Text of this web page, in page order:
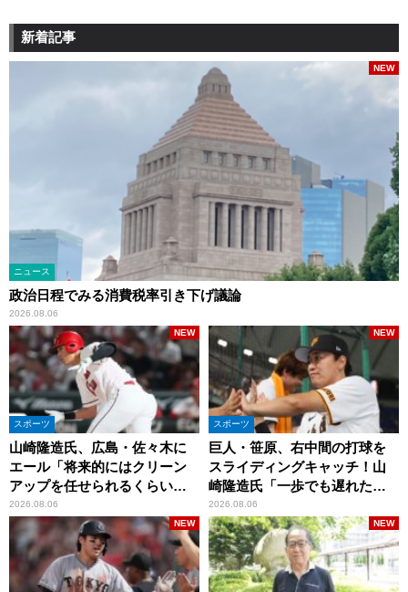
新着記事
ニュース
政治日程でみる消費税率引き下げ議論
2026.08.06
NEW
スポーツ
山崎隆造氏、広島・佐々木に
エール「将来的にはクリーン
アップを任せられるくらいま
では成長して」
2026.08.06
NEW
スポーツ
巨人・笹原、右中間の打球を
スライディングキャッチ！山
崎隆造氏「一歩でも遅れた
ら…」
2026.08.06
NEW
NEW NEW